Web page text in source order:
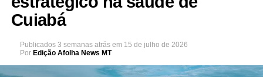
Cuiabá
Publicados 3 semanas atrás em 15 de julho de 2026
Por Edição Afolha News MT